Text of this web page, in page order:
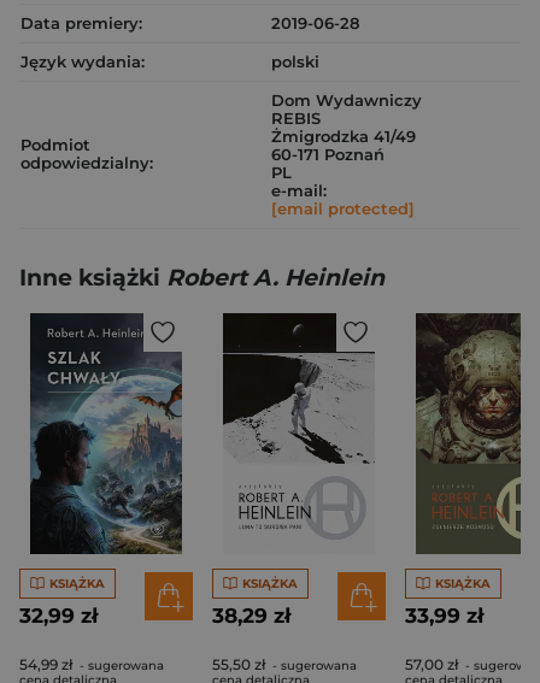
Data premiery:
2019-06-28
Język wydania:
polski
Podmiot
odpowiedzialny:
Dom Wydawniczy
REBIS
Żmigrodzka 41/49
60-171 Poznań
PL
e-mail:
[email protected]
Inne książki Robert A. Heinlein
KSIĄŻKA
32,99 zł
54,99 zł - sugerowana
KSIĄŻKA
38,29 zł
55,50 zł - sugerowana
KSIĄŻKA
33,99 zł
57,00 zł -